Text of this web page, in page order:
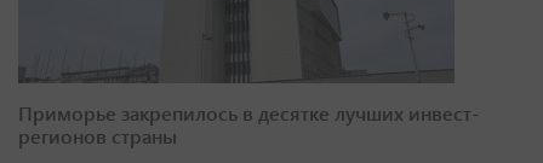
Приморье закрепилось в десятке лучших инвест-
регионов страны